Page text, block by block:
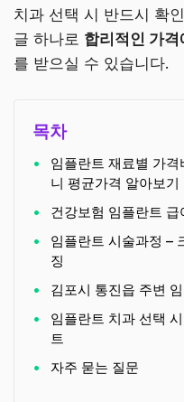
치과 선택 시 반드시 확
글 하나로 합리적인 가
를 받으실 수 있습니다.
목차
임플란트 재료별 가
니 평균가격 알아보기
건강보험 임플란트
임플란트 시술과정 –
징
김포시 통진읍 주변
임플란트 치과 선택
트
자주 묻는 질문